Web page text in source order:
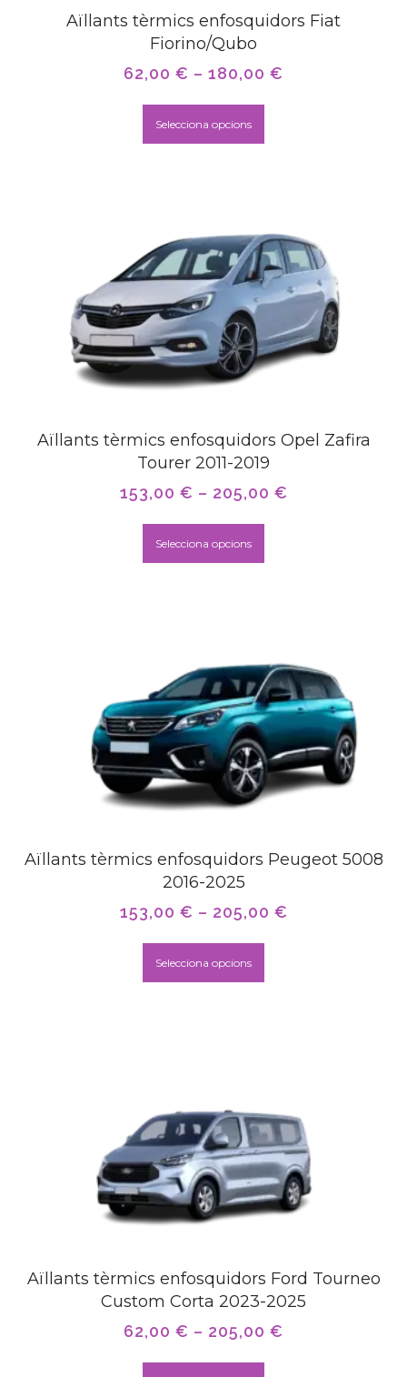
Aïllants tèrmics enfosquidors Fiat
Fiorino/Qubo
62,00 € – 180,00 €
Selecciona opcions
Aïllants tèrmics enfosquidors Opel Zafira
Tourer 2011-2019
153,00 € – 205,00 €
Selecciona opcions
Aïllants tèrmics enfosquidors Peugeot 5008
2016-2025
153,00 € – 205,00 €
Selecciona opcions
Aïllants tèrmics enfosquidors Ford Tourneo
Custom Corta 2023-2025
62,00 € – 205,00 €